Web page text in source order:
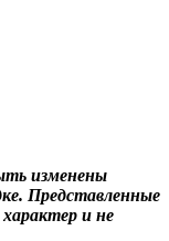
изменены
Представленные
и не